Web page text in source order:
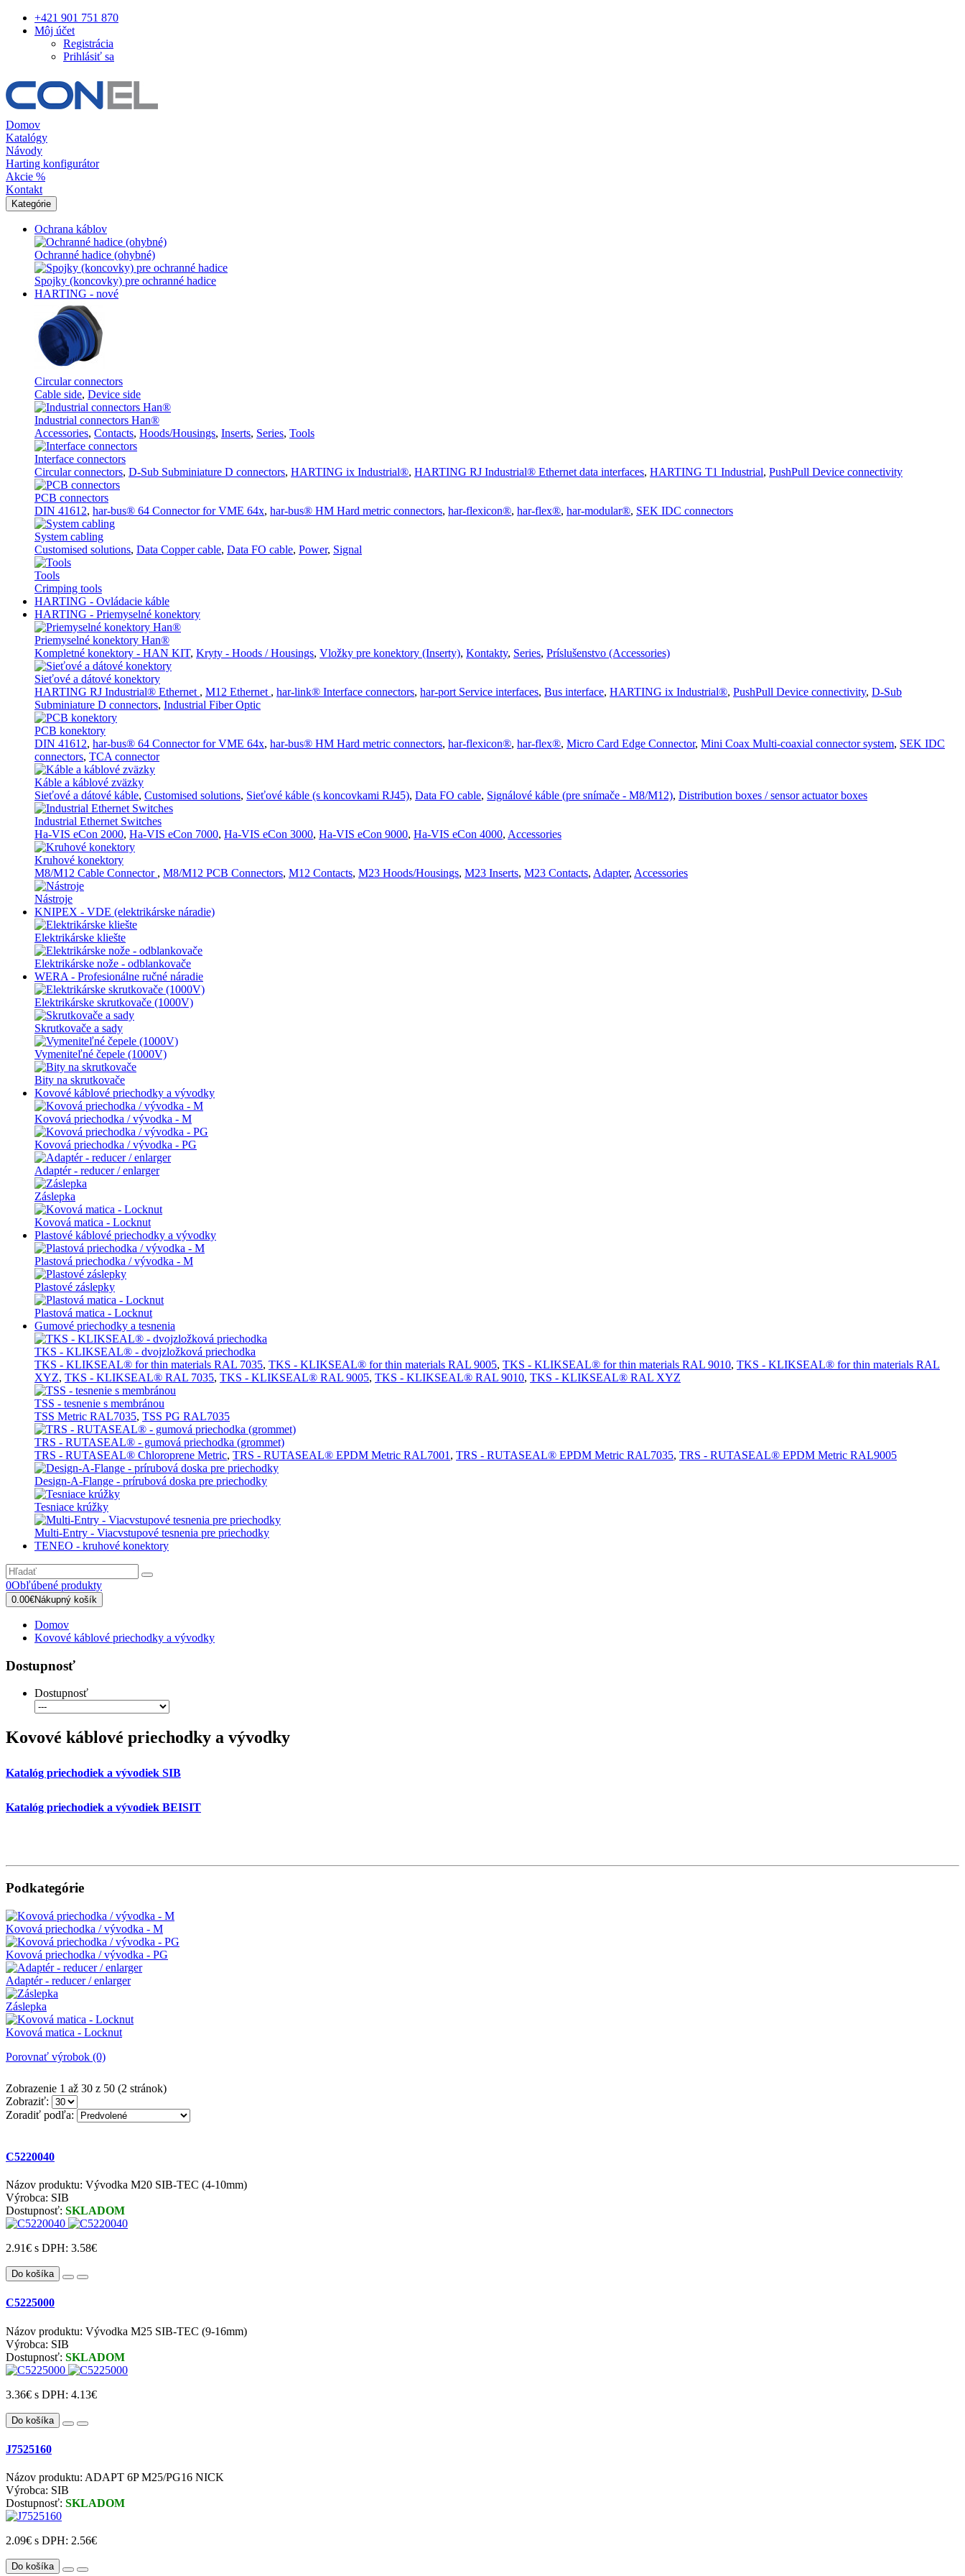
+421 901 751 870
Môj účet
Registrácia
Prihlásiť sa
Domov
Katalógy
Návody
Harting konfigurátor
Akcie %
Kontakt
Kategórie
Ochrana káblov
Ochranné hadice (ohybné)
Spojky (koncovky) pre ochranné hadice
HARTING - nové
Circular connectors
Cable side, Device side
Industrial connectors Han®
Accessories, Contacts, Hoods/Housings, Inserts, Series, Tools
Interface connectors
Circular connectors, D-Sub Subminiature D connectors, HARTING ix Industrial®, HARTING RJ Industrial® Ethernet data interfaces, HARTING T1 Industrial, PushPull Device connectivity
PCB connectors
DIN 41612, har-bus® 64 Connector for VME 64x, har-bus® HM Hard metric connectors, har-flexicon®, har-flex®, har-modular®, SEK IDC connectors
System cabling
Customised solutions, Data Copper cable, Data FO cable, Power, Signal
Tools
Crimping tools
HARTING - Ovládacie káble
HARTING - Priemyselné konektory
Priemyselné konektory Han®
Kompletné konektory - HAN KIT, Kryty - Hoods / Housings, Vložky pre konektory (Inserty), Kontakty, Series, Príslušenstvo (Accessories)
Sieťové a dátové konektory
HARTING RJ Industrial® Ethernet , M12 Ethernet , har-link® Interface connectors, har-port Service interfaces, Bus interface, HARTING ix Industrial®, PushPull Device connectivity, D-Sub
Subminiature D connectors, Industrial Fiber Optic
PCB konektory
DIN 41612, har-bus® 64 Connector for VME 64x, har-bus® HM Hard metric connectors, har-flexicon®, har-flex®, Micro Card Edge Connector, Mini Coax Multi-coaxial connector system, SEK IDC
connectors, TCA connector
Káble a káblové zväzky
Sieťové a dátové káble, Customised solutions, Sieťové káble (s koncovkami RJ45), Data FO cable, Signálové káble (pre snímače - M8/M12), Distribution boxes / sensor actuator boxes
Industrial Ethernet Switches
Ha-VIS eCon 2000, Ha-VIS eCon 7000, Ha-VIS eCon 3000, Ha-VIS eCon 9000, Ha-VIS eCon 4000, Accessories
Kruhové konektory
M8/M12 Cable Connector , M8/M12 PCB Connectors, M12 Contacts, M23 Hoods/Housings, M23 Inserts, M23 Contacts, Adapter, Accessories
Nástroje
KNIPEX - VDE (elektrikárske náradie)
Elektrikárske kliešte
Elektrikárske nože - odblankovače
WERA - Profesionálne ručné náradie
Elektrikárske skrutkovače (1000V)
Skrutkovače a sady
Vymeniteľné čepele (1000V)
Bity na skrutkovače
Kovové káblové priechodky a vývodky
Kovová priechodka / vývodka - M
Kovová priechodka / vývodka - PG
Adaptér - reducer / enlarger
Záslepka
Kovová matica - Locknut
Plastové káblové priechodky a vývodky
Plastová priechodka / vývodka - M
Plastové záslepky
Plastová matica - Locknut
Gumové priechodky a tesnenia
TKS - KLIKSEAL® - dvojzložková priechodka
TKS - KLIKSEAL® for thin materials RAL 7035, TKS - KLIKSEAL® for thin materials RAL 9005, TKS - KLIKSEAL® for thin materials RAL 9010, TKS - KLIKSEAL® for thin materials RAL
XYZ, TKS - KLIKSEAL® RAL 7035, TKS - KLIKSEAL® RAL 9005, TKS - KLIKSEAL® RAL 9010, TKS - KLIKSEAL® RAL XYZ
TSS - tesnenie s membránou
TSS Metric RAL7035, TSS PG RAL7035
TRS - RUTASEAL® - gumová priechodka (grommet)
TRS - RUTASEAL® Chloroprene Metric, TRS - RUTASEAL® EPDM Metric RAL7001 , TRS - RUTASEAL® EPDM Metric RAL7035, TRS - RUTASEAL® EPDM Metric RAL9005
Design-A-Flange - prírubová doska pre priechodky
Tesniace krúžky
Multi-Entry - Viacvstupové tesnenia pre priechodky
TENEO - kruhové konektory
0Obľúbené produkty
0.00€Nákupný košík
Domov
Kovové káblové priechodky a vývodky
Dostupnosť
Dostupnosť
Kovové káblové priechodky a vývodky
Katalóg priechodiek a vývodiek SIB
Katalóg priechodiek a vývodiek BEISIT
Podkategórie
Kovová priechodka / vývodka - M
Kovová priechodka / vývodka - PG
Adaptér - reducer / enlarger
Záslepka
Kovová matica - Locknut
Porovnať výrobok (0)
Zobrazenie 1 až 30 z 50 (2 stránok)
Zobraziť:
Zoradiť podľa:
C5220040
Názov produktu: Vývodka M20 SIB-TEC (4-10mm)
Výrobca: SIB
Dostupnosť: SKLADOM
2.91€ s DPH: 3.58€
Do košíka
C5225000
Názov produktu: Vývodka M25 SIB-TEC (9-16mm)
Výrobca: SIB
Dostupnosť: SKLADOM
3.36€ s DPH: 4.13€
Do košíka
J7525160
Názov produktu: ADAPT 6P M25/PG16 NICK
Výrobca: SIB
Dostupnosť: SKLADOM
2.09€ s DPH: 2.56€
Do košíka